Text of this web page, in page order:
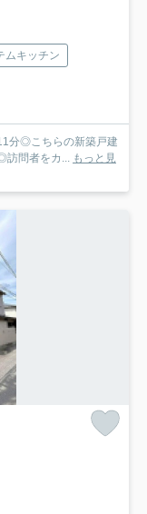
ムキッチン
分◎こちらの新築戸建
訪問者をカ... もっと見